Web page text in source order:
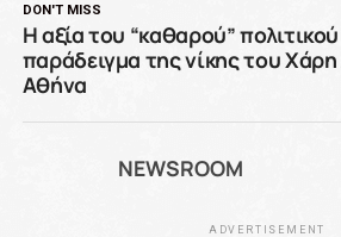
DON'T MISS
Η αξία του “καθαρού”
παράδειγμα της νίκης του
Αθήνα
NEWSROOM
ADVERTISEMENT